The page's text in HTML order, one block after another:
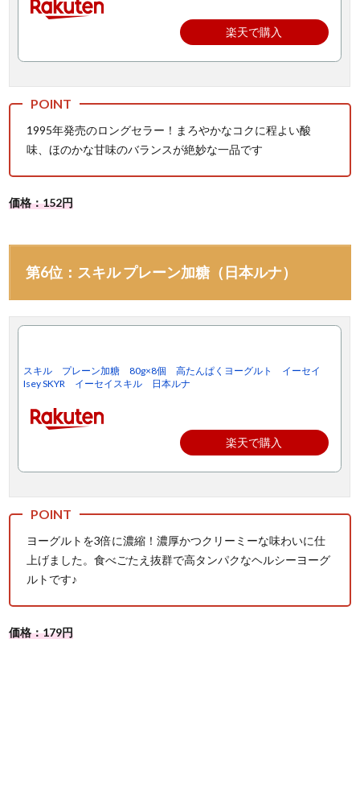
楽天で購入
1995年発売のロングセラー！まろやかなコクに程よい酸
味、ほのかな甘味のバランスが絶妙な一品です
価格：152円
第6位：スキル プレーン加糖（日本ルナ）
スキル プレーン加糖 80g×8個 高たんぱくヨーグルト イーセイ
Isey SKYR イーセイスキル 日本ルナ
楽天で購入
ヨーグルトを3倍に濃縮！濃厚かつクリーミーな味わいに仕
上げました。食べごたえ抜群で高タンパクなヘルシーヨーグ
ルトです♪
価格：179円